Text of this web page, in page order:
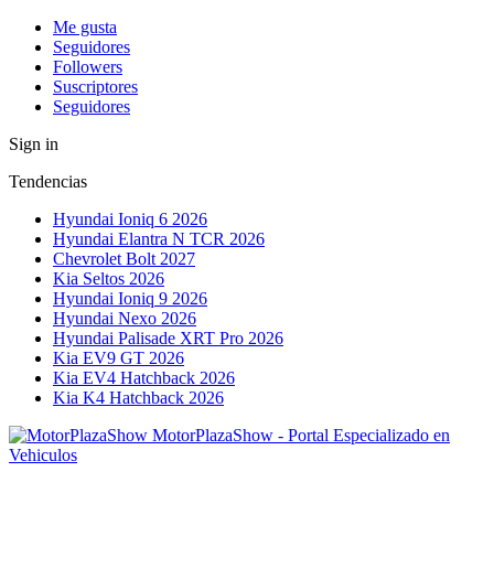
Me gusta
Seguidores
Followers
Suscriptores
Seguidores
Sign in
Tendencias
Hyundai Ioniq 6 2026
Hyundai Elantra N TCR 2026
Chevrolet Bolt 2027
Kia Seltos 2026
Hyundai Ioniq 9 2026
Hyundai Nexo 2026
Hyundai Palisade XRT Pro 2026
Kia EV9 GT 2026
Kia EV4 Hatchback 2026
Kia K4 Hatchback 2026
MotorPlazaShow - Portal Especializado en
Vehiculos